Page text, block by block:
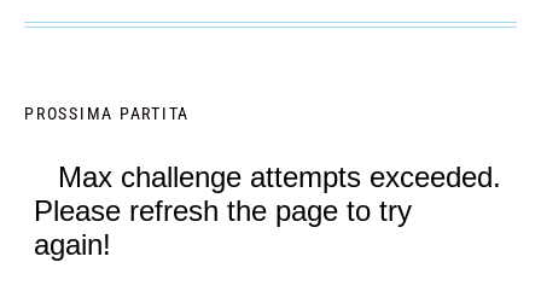
PROSSIMA PARTITA